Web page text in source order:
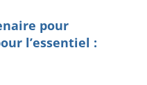
pour
l’essentiel :